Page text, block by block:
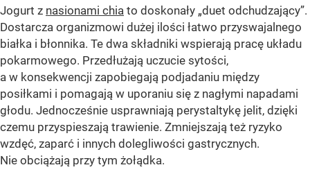
Jogurt z nasionami chia to doskonały „duet odchudzający”.
Dostarcza organizmowi dużej ilości łatwo przyswajalnego
białka i błonnika. Te dwa składniki wspierają pracę układu
pokarmowego. Przedłużają uczucie sytości,
a w konsekwencji zapobiegają podjadaniu między
posiłkami i pomagają w uporaniu się z nagłymi napadami
głodu. Jednocześnie usprawniają perystaltykę jelit, dzięki
czemu przyspieszają trawienie. Zmniejszają też ryzyko
wzdęć, zaparć i innych dolegliwości gastrycznych.
Nie obciążają przy tym żołądka.